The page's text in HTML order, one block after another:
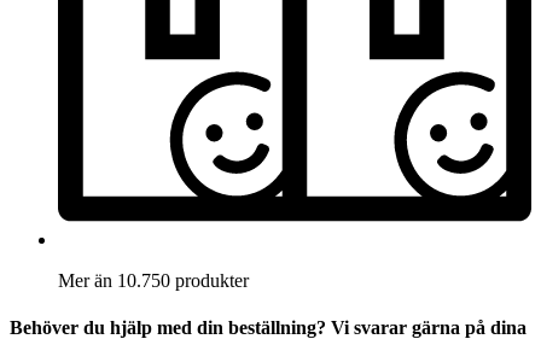
Mer än 10.750 produkter
Behöver du hjälp med din beställning? Vi svarar gärna på dina